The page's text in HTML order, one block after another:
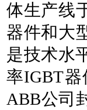
体生产线
器件和大
是技术水
率IGBT
ABB公司